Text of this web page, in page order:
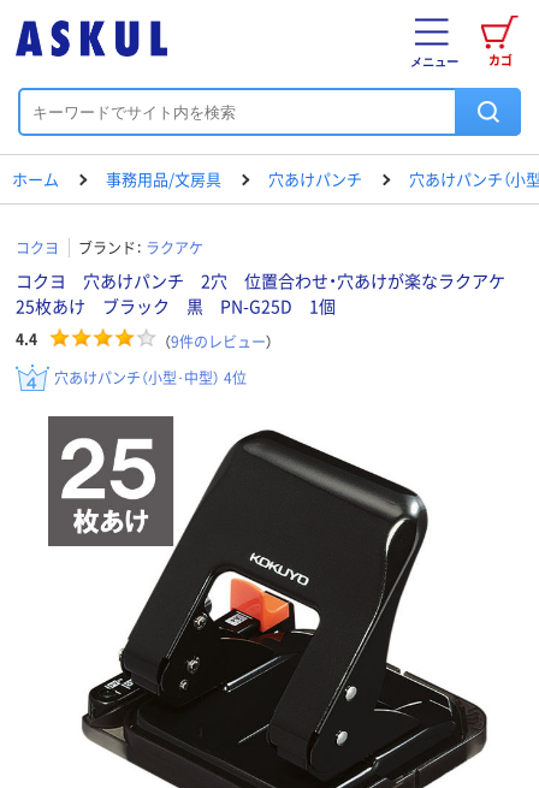
カゴ
メニュー
ホーム 事務用品/文房具 穴あけパンチ 穴あけパンチ（小
コクヨ ブランド： ラクアケ
コクヨ 穴あけパンチ 2穴 位置合わせ・穴あけが楽なラクアケ
25枚あけ ブラック 黒 PN-G25D 1個
4.4 （9件のレビュー）
穴あけパンチ（小型･中型） 4位